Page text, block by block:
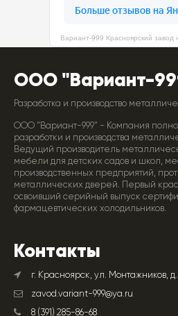
ООО "Вариант-
Разработка и производство
ООО "Вариант-999" - Компания
разработки и производства
Ведущий производитель
мебели для детских садов и школ,
производственных предприятий,
металлических дверей. Первый
освоивший серийный выпуск
фармацевтических холодильников.
Контакты
г. Красноярск, ул. Монтажников,
zavod.variant-999@ya.ru
8 (391) 285-86-68